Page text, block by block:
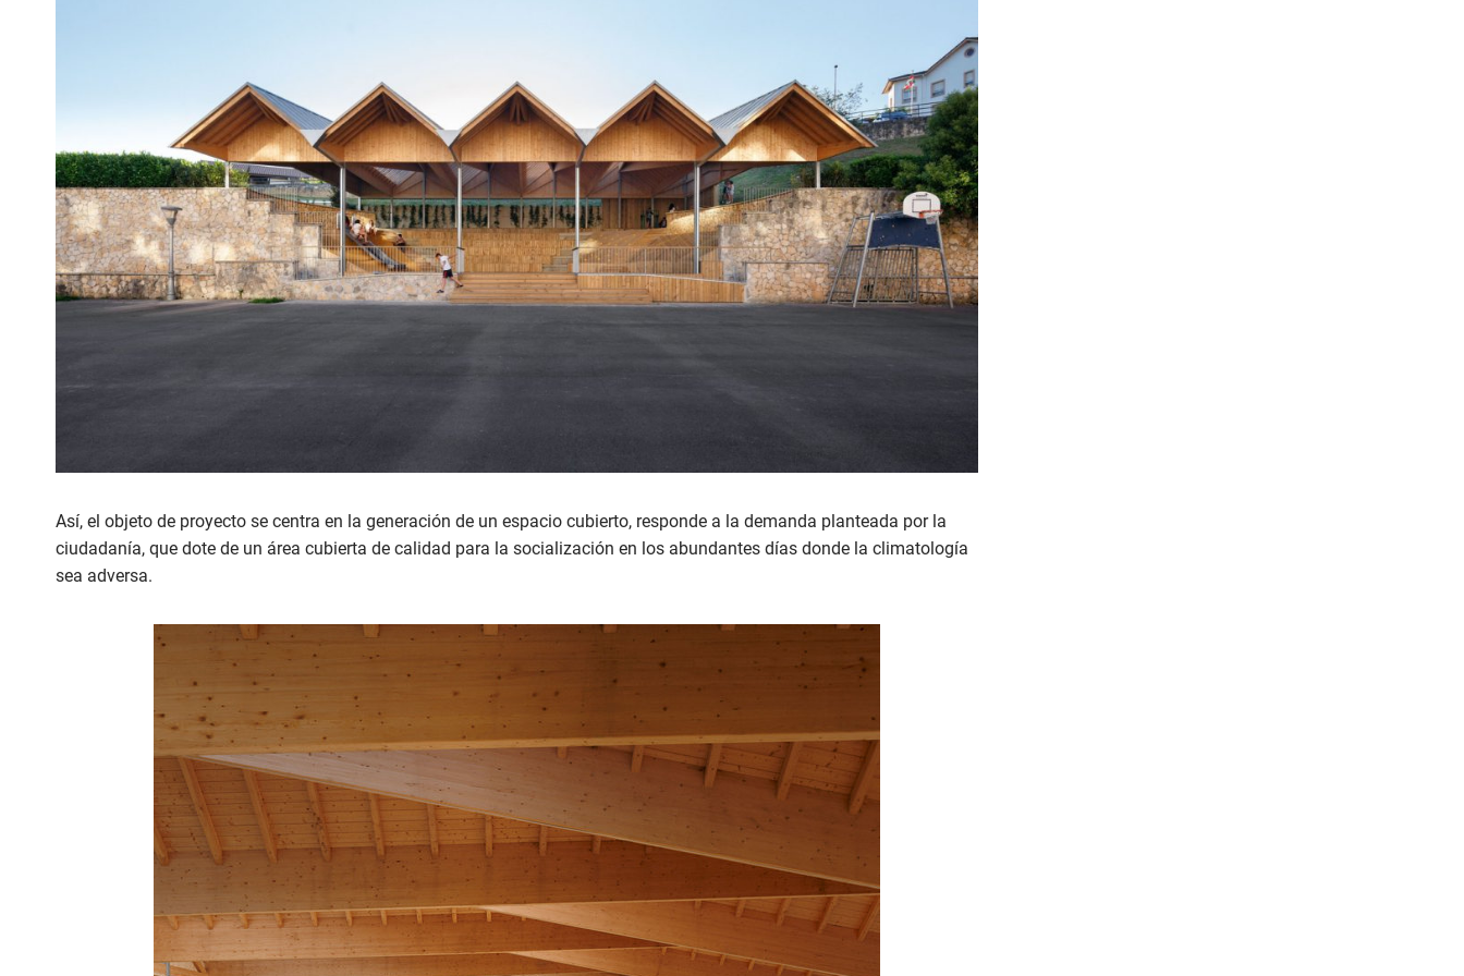
Así, el objeto de proyecto se centra en la generación de un espacio cubierto, responde a la demanda planteada por la
ciudadanía, que dote de un área cubierta de calidad para la socialización en los abundantes días donde la climatología
sea adversa.